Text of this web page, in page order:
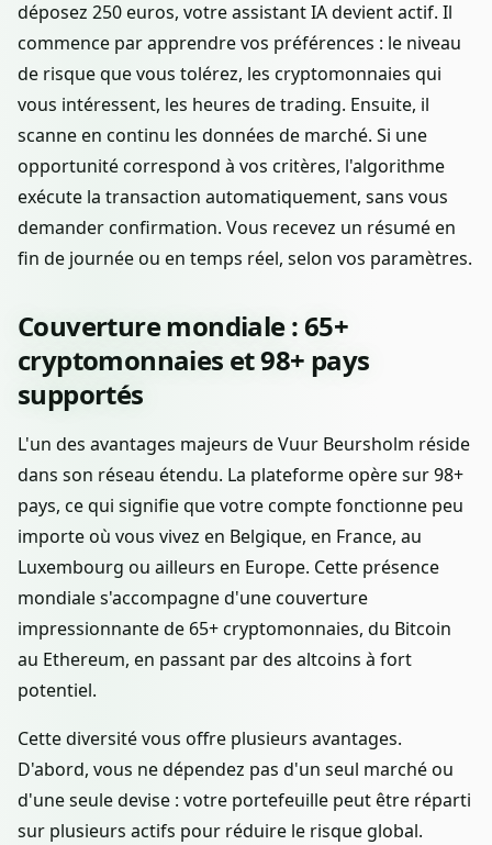
déposez 250 euros, votre assistant IA devient actif. Il
commence par apprendre vos préférences : le niveau
de risque que vous tolérez, les cryptomonnaies qui
vous intéressent, les heures de trading. Ensuite, il
scanne en continu les données de marché. Si une
opportunité correspond à vos critères, l'algorithme
exécute la transaction automatiquement, sans vous
demander confirmation. Vous recevez un résumé en
fin de journée ou en temps réel, selon vos paramètres.
Couverture mondiale : 65+
cryptomonnaies et 98+ pays
supportés
L'un des avantages majeurs de Vuur Beursholm réside
dans son réseau étendu. La plateforme opère sur 98+
pays, ce qui signifie que votre compte fonctionne peu
importe où vous vivez en Belgique, en France, au
Luxembourg ou ailleurs en Europe. Cette présence
mondiale s'accompagne d'une couverture
impressionnante de 65+ cryptomonnaies, du Bitcoin
au Ethereum, en passant par des altcoins à fort
potentiel.
Cette diversité vous offre plusieurs avantages.
D'abord, vous ne dépendez pas d'un seul marché ou
d'une seule devise : votre portefeuille peut être réparti
sur plusieurs actifs pour réduire le risque global.